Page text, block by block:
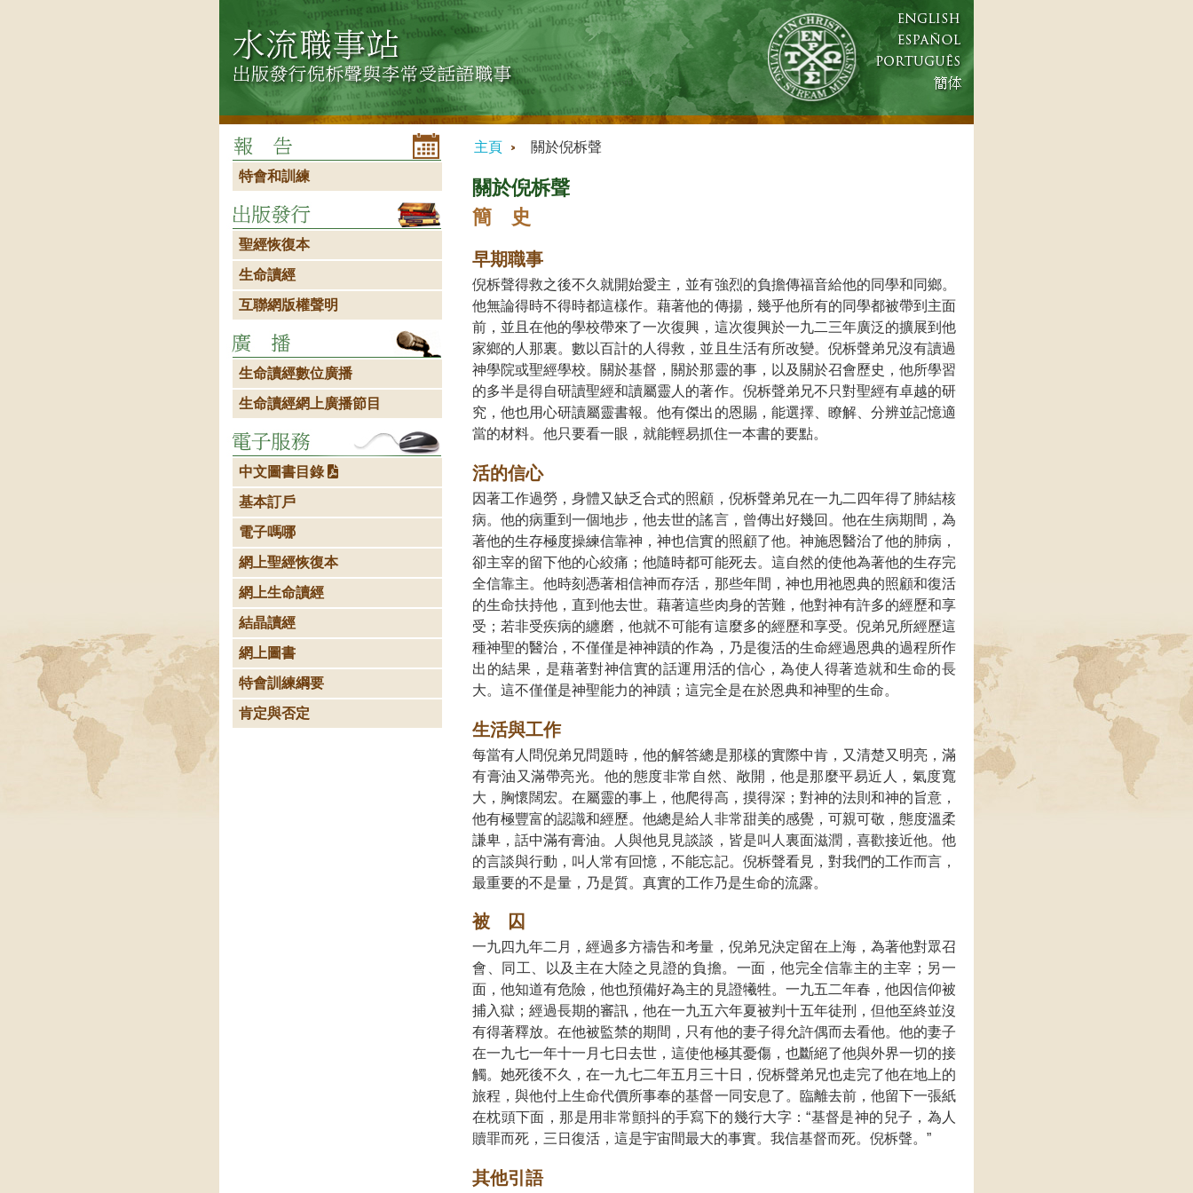
主頁 關於倪柝聲
關於倪柝聲
簡 史
早期職事
倪柝聲得救之後不久就開始愛主，並有強烈的負擔傳福音給他的同學和同鄉。
他無論得時不得時都這樣作。藉著他的傳揚，幾乎他所有的同學都被帶到主面
前，並且在他的學校帶來了一次復興，這次復興於一九二三年廣泛的擴展到他
家鄉的人那裏。數以百計的人得救，並且生活有所改變。倪柝聲弟兄沒有讀過
神學院或聖經學校。關於基督，關於那靈的事，以及關於召會歷史，他所學習
的多半是得自研讀聖經和讀屬靈人的著作。倪柝聲弟兄不只對聖經有卓越的研
究，他也用心研讀屬靈書報。他有傑出的恩賜，能選擇、瞭解、分辨並記憶適
當的材料。他只要看一眼，就能輕易抓住一本書的要點。
活的信心
因著工作過勞，身體又缺乏合式的照顧，倪柝聲弟兄在一九二四年得了肺結核
病。他的病重到一個地步，他去世的謠言，曾傳出好幾回。他在生病期間，為
著他的生存極度操練信靠神，神也信實的照顧了他。神施恩醫治了他的肺病，
卻主宰的留下他的心絞痛；他隨時都可能死去。這自然的使他為著他的生存完
全信靠主。他時刻憑著相信神而存活，那些年間，神也用祂恩典的照顧和復活
的生命扶持他，直到他去世。藉著這些肉身的苦難，他對神有許多的經歷和享
受；若非受疾病的纏磨，他就不可能有這麼多的經歷和享受。倪弟兄所經歷這
種神聖的醫治，不僅僅是神神蹟的作為，乃是復活的生命經過恩典的過程所作
出的結果，是藉著對神信實的話運用活的信心，為使人得著造就和生命的長
大。這不僅僅是神聖能力的神蹟；這完全是在於恩典和神聖的生命。
生活與工作
每當有人問倪弟兄問題時，他的解答總是那樣的實際中肯，又清楚又明亮，滿
有膏油又滿帶亮光。他的態度非常自然、敞開，他是那麼平易近人，氣度寬
大，胸懷闊宏。在屬靈的事上，他爬得高，摸得深；對神的法則和神的旨意，
他有極豐富的認識和經歷。他總是給人非常甜美的感覺，可親可敬，態度溫柔
謙卑，話中滿有膏油。人與他見見談談，皆是叫人裏面滋潤，喜歡接近他。他
的言談與行動，叫人常有回憶，不能忘記。倪柝聲看見，對我們的工作而言，
最重要的不是量，乃是質。真實的工作乃是生命的流露。
被 囚
一九四九年二月，經過多方禱告和考量，倪弟兄決定留在上海，為著他對眾召
會、同工、以及主在大陸之見證的負擔。一面，他完全信靠主的主宰；另一
面，他知道有危險，他也預備好為主的見證犧牲。一九五二年春，他因信仰被
捕入獄；經過長期的審訊，他在一九五六年夏被判十五年徒刑，但他至終並沒
有得著釋放。在他被監禁的期間，只有他的妻子得允許偶而去看他。他的妻子
在一九七一年十一月七日去世，這使他極其憂傷，也斷絕了他與外界一切的接
觸。她死後不久，在一九七二年五月三十日，倪柝聲弟兄也走完了他在地上的
旅程，與他付上生命代價所事奉的基督一同安息了。臨離去前，他留下一張紙
在枕頭下面，那是用非常顫抖的手寫下的幾行大字：“基督是神的兒子，為人
贖罪而死，三日復活，這是宇宙間最大的事實。我信基督而死。倪柝聲。”
其他引語
特會和訓練
聖經恢復本
生命讀經
互聯網版權聲明
生命讀經數位廣播
生命讀經網上廣播節目
中文圖書目錄
基本訂戶
電子嗎哪
網上聖經恢復本
網上生命讀經
結晶讀經
網上圖書
特會訓練綱要
肯定與否定